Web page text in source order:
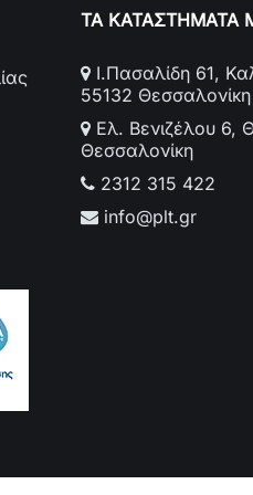
DDW45X16,
DDW60S19,
ΤΑ ΚΑΤΑΣΤΗΜΑΤΑ
Ι.Πασαλίδη 61,
55132 Θεσσαλονίκη
Ελ. Βενιζέλου 6,
Θεσσαλονίκη
2312 315 422
info@plt.gr